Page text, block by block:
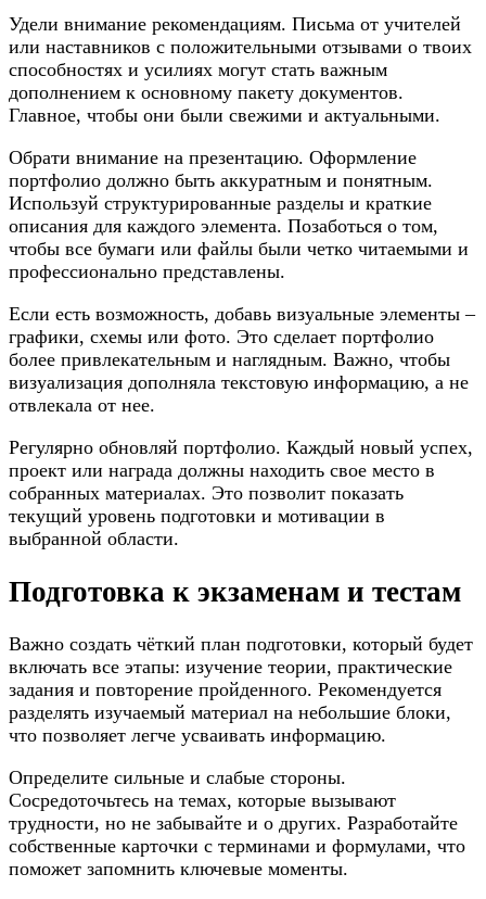
Удели внимание рекомендациям. Письма от учителей
или наставников с положительными отзывами о твоих
способностях и усилиях могут стать важным
дополнением к основному пакету документов.
Главное, чтобы они были свежими и актуальными.
Обрати внимание на презентацию. Оформление
портфолио должно быть аккуратным и понятным.
Используй структурированные разделы и краткие
описания для каждого элемента. Позаботься о том,
чтобы все бумаги или файлы были четко читаемыми и
профессионально представлены.
Если есть возможность, добавь визуальные элементы –
графики, схемы или фото. Это сделает портфолио
более привлекательным и наглядным. Важно, чтобы
визуализация дополняла текстовую информацию, а не
отвлекала от нее.
Регулярно обновляй портфолио. Каждый новый успех,
проект или награда должны находить свое место в
собранных материалах. Это позволит показать
текущий уровень подготовки и мотивации в
выбранной области.
Подготовка к экзаменам и тестам
Важно создать чёткий план подготовки, который будет
включать все этапы: изучение теории, практические
задания и повторение пройденного. Рекомендуется
разделять изучаемый материал на небольшие блоки,
что позволяет легче усваивать информацию.
Определите сильные и слабые стороны.
Сосредоточьтесь на темах, которые вызывают
трудности, но не забывайте и о других. Разработайте
собственные карточки с терминами и формулами, что
поможет запомнить ключевые моменты.